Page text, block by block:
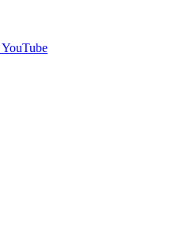
YouTube